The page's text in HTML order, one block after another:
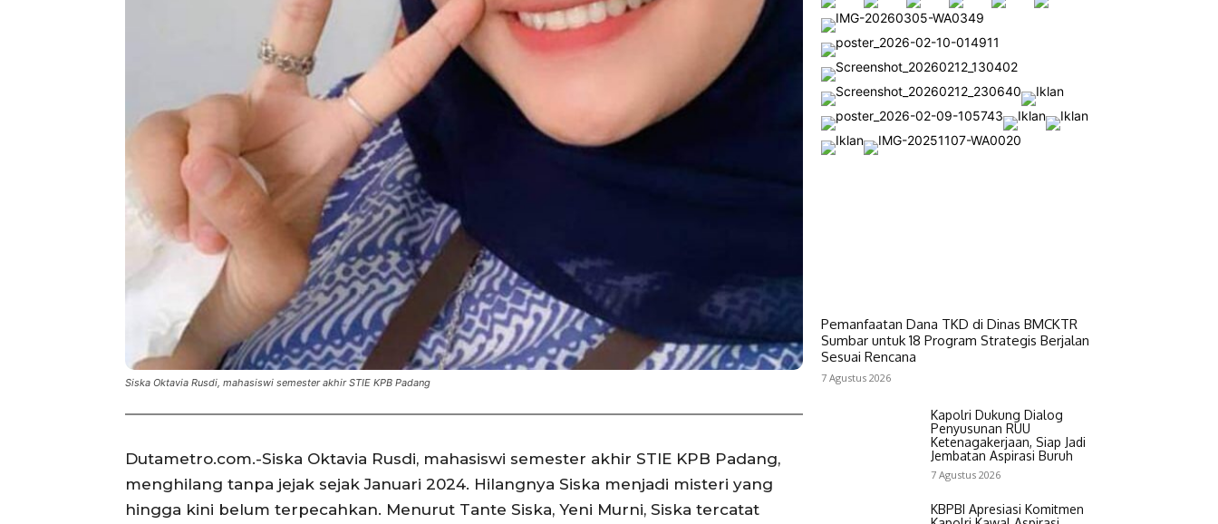
Siska Oktavia Rusdi, mahasiswi semester akhir STIE KPB Padang
Dutametro.com.-Siska Oktavia Rusdi, mahasiswi semester akhir STIE KPB Padang,
menghilang tanpa jejak sejak Januari 2024. Hilangnya Siska menjadi misteri yang
hingga kini belum terpecahkan. Menurut Tante Siska, Yeni Murni, Siska tercatat
Pemanfaatan Dana TKD di Dinas BMCKTR
Sumbar untuk 18 Program Strategis Berjalan
Sesuai Rencana
7 Agustus 2026
Kapolri Dukung Dialog
Penyusunan RUU
Ketenagakerjaan, Siap Jadi
Jembatan Aspirasi Buruh
7 Agustus 2026
KBPBI Apresiasi Komitmen